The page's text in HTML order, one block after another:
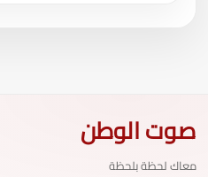
صوت الوطن
معاك لحظة بلحظة